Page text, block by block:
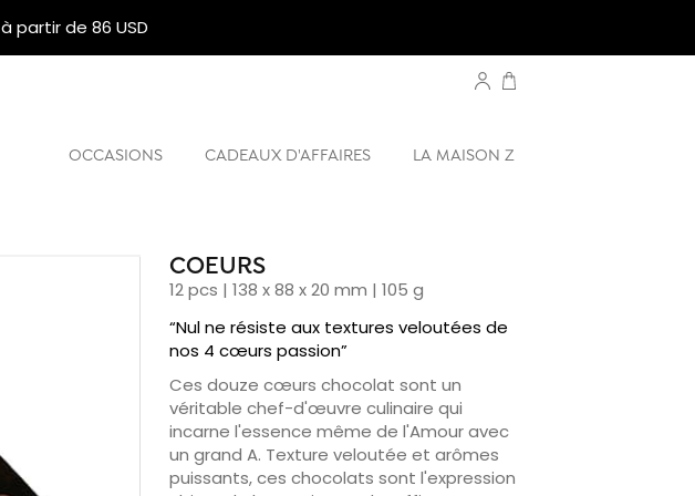
à partir de 86 USD
OCCASIONS CADEAUX D'AFFAIRES LA MAISON Z
COEURS
12 pcs | 138 x 88 x 20 mm | 105 g
“Nul ne résiste aux textures veloutées de
nos 4 cœurs passion”
Ces douze cœurs chocolat sont un
véritable chef-d'œuvre culinaire qui
incarne l'essence même de l'Amour avec
un grand A. Texture veloutée et arômes
puissants, ces chocolats sont l'expression